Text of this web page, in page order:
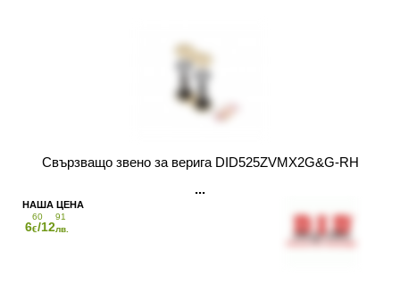
Свързващо звено за верига DID525ZVMX2G&G-RH
6
60
€/12
91
лв.